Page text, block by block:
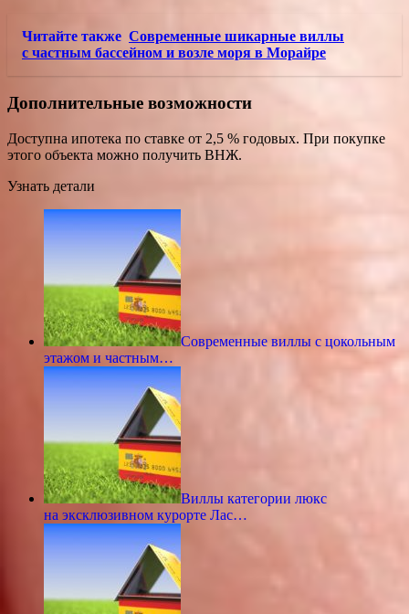
Читайте также Современные шикарные виллы
с частным бассейном и возле моря в Морайре
Дополнительные возможности
Доступна ипотека по ставке от 2,5 % годовых. При покупке
этого объекта можно получить ВНЖ.
Узнать детали
Современные виллы с цокольным
этажом и частным…
Виллы категории люкс
на эксклюзивном курорте Лас…